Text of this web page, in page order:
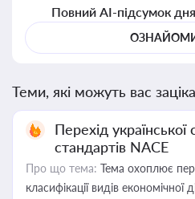
Повний AI-підсумок
Теми, які можуть вас
Перехід
стандартів NACE
Про що тема: Тема охоплює
класифікації видів економічної